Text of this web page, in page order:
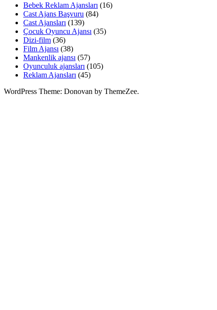
Bebek Reklam Ajansları (16)
Cast Ajans Başvuru (84)
Cast Ajansları (139)
Çocuk Oyuncu Ajansı (35)
Dizi-film (36)
Film Ajansı (38)
Mankenlik ajansı (57)
Oyunculuk ajansları (105)
Reklam Ajansları (45)
WordPress Theme: Donovan by ThemeZee.